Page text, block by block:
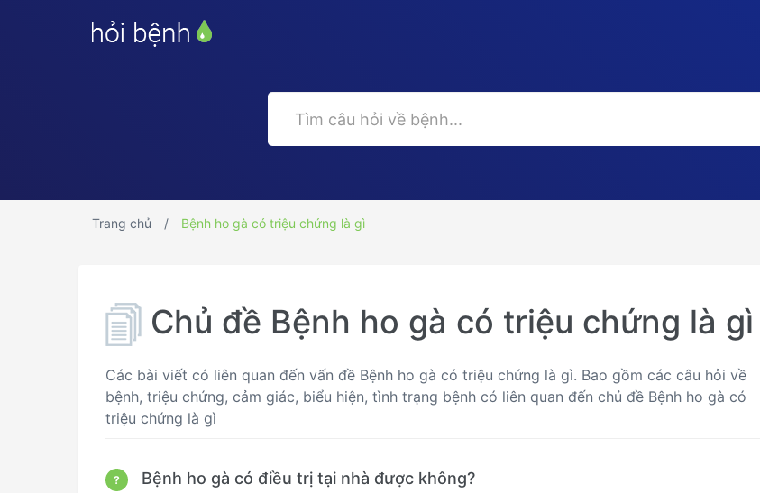
Trang chủ Bệnh ho gà có triệu chứng là gì
Chủ đề Bệnh ho gà có triệu chứng là gì
Các bài viết có liên quan đến vấn đề Bệnh ho gà có triệu chứng là gì. Bao gồm các câu hỏi về
bệnh, triệu chứng, cảm giác, biểu hiện, tình trạng bệnh có liên quan đến chủ đề Bệnh ho gà có
triệu chứng là gì
? Bệnh ho gà có điều trị tại nhà được không?